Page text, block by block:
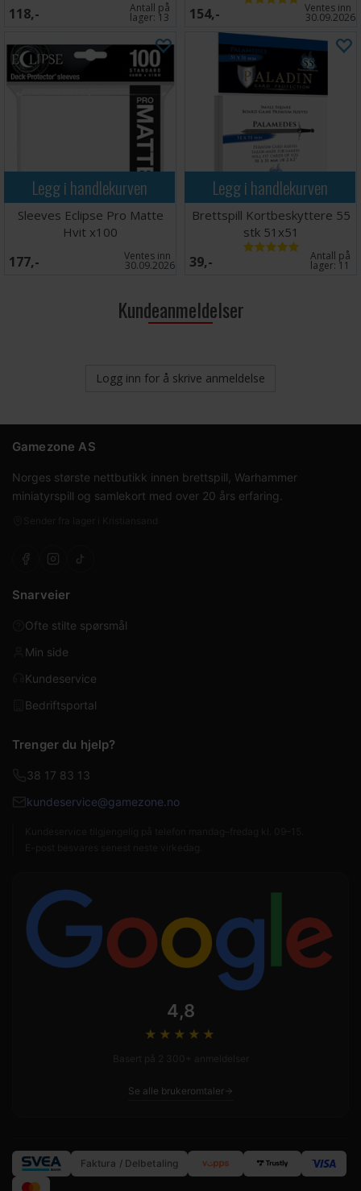
118,- Antall på
lager: 13 154,- Ventes inn
30.09.2026
Legg i handlekurven
Sleeves Eclipse Pro Matte
Hvit x100
177,- Ventes inn
30.09.2026
Legg i handlekurven
Brettspill Kortbeskyttere 55
stk 51x51
39,- Antall på
lager: 11
Kundeanmeldelser
Logg inn for å skrive anmeldelse
Gamezone AS
Norges største nettbutikk innen brettspill, Warhammer
miniatyrspill og samlekort med over 20 års erfaring.
Snarveier
Ofte stilte spørsmål
Min side
Kundeservice
Bedriftsportal
Trenger du hjelp?
38 17 83 13
kundeservice@gamezone.no
4,8
★★★★ ★
Se alle brukeromtaler
Faktura / Delbetaling